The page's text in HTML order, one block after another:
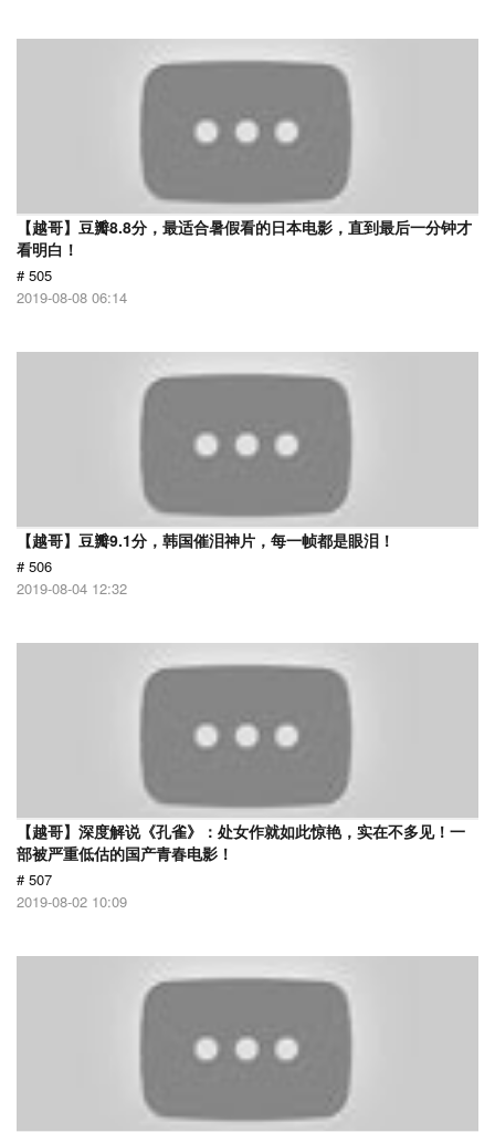
【越哥】豆瓣8.8分，最适合暑假看的日本电影，直到最后一分钟才
看明白！
# 505
2019-08-08 06:14
【越哥】豆瓣9.1分，韩国催泪神片，每一帧都是眼泪！
# 506
2019-08-04 12:32
【越哥】深度解说《孔雀》：处女作就如此惊艳，实在不多见！一
部被严重低估的国产青春电影！
# 507
2019-08-02 10:09